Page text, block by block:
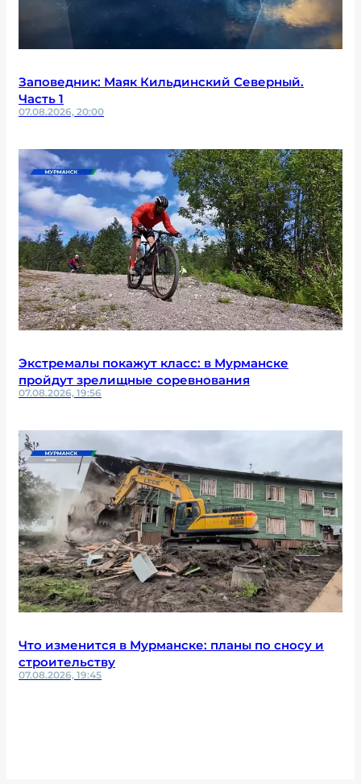
Заповедник: Маяк Кильдинский Северный.
Часть 1
07.08.2026, 20:00
Экстремалы покажут класс: в Мурманске
пройдут зрелищные соревнования
07.08.2026, 19:56
Что изменится в Мурманске: планы по сносу и
строительству
07.08.2026, 19:45